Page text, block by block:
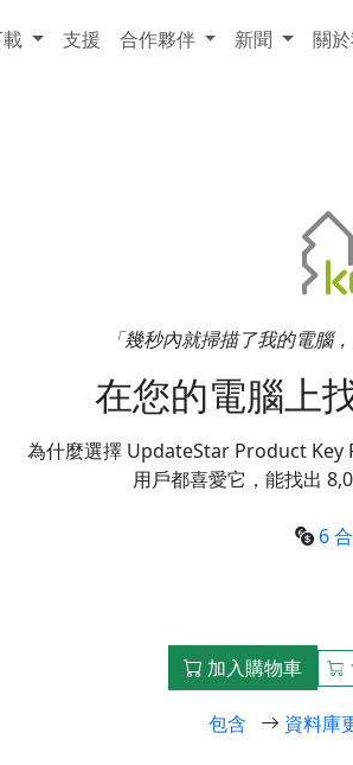
支援 合作夥伴 新聞 關
「幾秒內就掃描了我的電腦
在您的電腦上
為什麼選擇 UpdateStar Product Key
用戶都喜愛它，能找出
6
加入購物車
包含 資料庫